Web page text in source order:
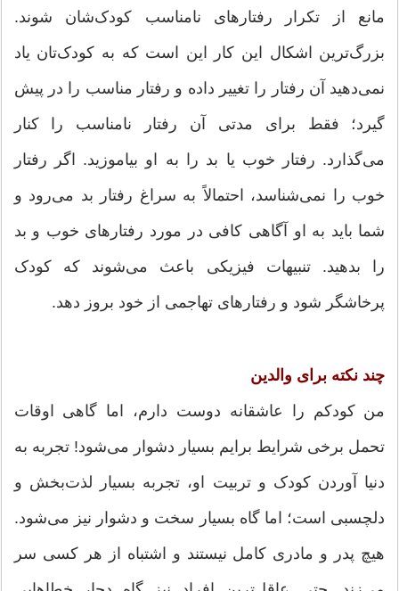
مانع از تکرار رفتارهای نامناسب کودک‌شان شوند.
بزرگ‌ترین اشکال این کار این است که به کودک‌تان یاد
نمی‌دهید آن رفتار را تغییر داده و رفتار مناسب را در پیش
گیرد؛ فقط برای مدتی آن رفتار نامناسب را کنار
می‌گذارد. رفتار خوب یا بد را به او بیاموزید. اگر رفتار
خوب را نمی‌شناسد، احتمالاً به سراغ رفتار بد می‌رود و
شما باید به او آگاهی کافی در مورد رفتارهای خوب و بد
را بدهید. تنبیهات فیزیکی باعث می‌شوند که کودک
پرخاشگر شود و رفتارهای تهاجمی از خود بروز دهد.
چند نکته برای والدین
من کودکم را عاشقانه دوست دارم، اما گاهی اوقات
تحمل برخی شرایط برایم بسیار دشوار می‌شود! تجربه به
دنیا آوردن کودک و تربیت او، تجربه بسیار لذت‌بخش و
دلچسبی است؛ اما گاه بسیار سخت و دشوار نیز می‌شود.
هیچ پدر و مادری کامل نیستند و اشتباه از هر کسی سر